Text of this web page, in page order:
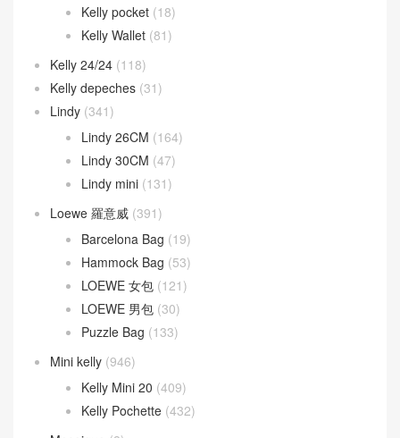
Kelly pocket (18)
Kelly Wallet (81)
Kelly 24/24 (118)
Kelly depeches (31)
Lindy (341)
Lindy 26CM (164)
Lindy 30CM (47)
Lindy mini (131)
Loewe 羅意威 (391)
Barcelona Bag (19)
Hammock Bag (53)
LOEWE 女包 (121)
LOEWE 男包 (30)
Puzzle Bag (133)
Mini kelly (946)
Kelly Mini 20 (409)
Kelly Pochette (432)